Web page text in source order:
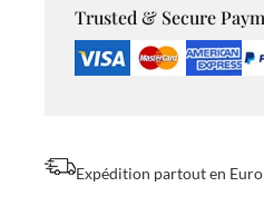
Trusted & Secure
Expédition partout en